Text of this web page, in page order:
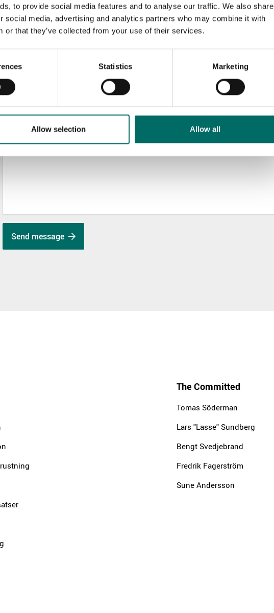
to provide social media features and to analyse our traffic. We also share
social media, advertising and analytics partners who may combine it with
or that they’ve collected from your use of their services.
Statistics Marketing
Allow selection Allow all
MESSAGE (written in english)
Send message
The Committed
Tomas Söderman
Lars "Lasse" Sundberg
Bengt Svedjebrand
Fredrik Fagerström
Sune Andersson